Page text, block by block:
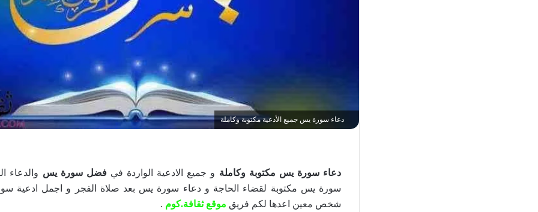
دعاء سورة يس جميع الأدعية مكتوبة وكاملة
دعاء سورة يس مكتوبة وكاملة و جميع الادعية الواردة فيفضل سورة يس والدعاء
سورة يس مكتوبة لقضاء الحاجة و دعاء سورة يس بعد صلاة الفجر و اجمل ادعية
شخص معين اعدها لكم فريق موقع ثقافة.كوم .